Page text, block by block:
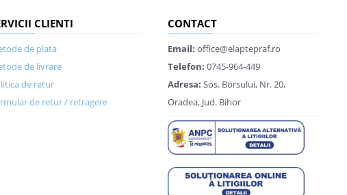
CLIENTI
de plata
de livrare
de retur
de retur / retragere
CONTACT
Email: office@elaptepraf.ro
Telefon: 0745-964-449
Adresa: Sos. Borsului, Nr. 20,
Oradea, Jud. Bihor